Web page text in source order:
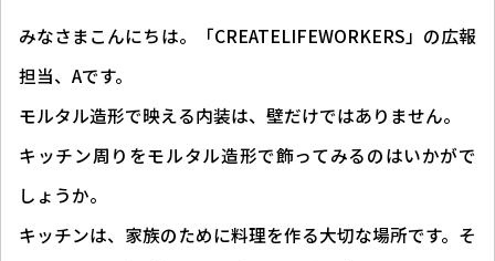
みなさまこんにちは。「CREATELIFEWORKERS」の広報
担当、Aです。
モルタル造形で映える内装は、壁だけではありません。
キッチン周りをモルタル造形で飾ってみるのはいかがで
しょうか。
キッチンは、家族のために料理を作る大切な場所です。そ